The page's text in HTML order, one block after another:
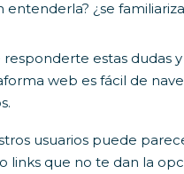
¿se
estas dudas
web es fácil de
usuarios puede
links que no te dan la